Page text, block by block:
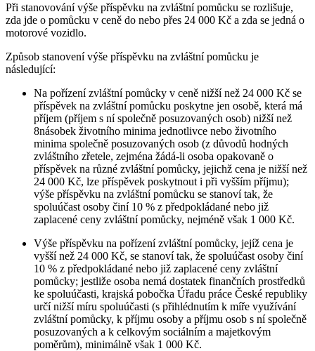
Při stanovování výše příspěvku na zvláštní pomůcku se rozlišuje,
zda jde o pomůcku v ceně do nebo přes 24 000 Kč a zda se jedná o
motorové vozidlo.
Způsob stanovení výše příspěvku na zvláštní pomůcku je
následující:
Na pořízení zvláštní pomůcky v ceně nižší než 24 000 Kč se
příspěvek na zvláštní pomůcku poskytne jen osobě, která má
příjem (příjem s ní společně posuzovaných osob) nižší než
8násobek životního minima jednotlivce nebo životního
minima společně posuzovaných osob (z důvodů hodných
zvláštního zřetele, zejména žádá-li osoba opakovaně o
příspěvek na různé zvláštní pomůcky, jejichž cena je nižší než
24 000 Kč, lze příspěvek poskytnout i při vyšším příjmu);
výše příspěvku na zvláštní pomůcku se stanoví tak, že
spoluúčast osoby činí 10 % z předpokládané nebo již
zaplacené ceny zvláštní pomůcky, nejméně však 1 000 Kč.
Výše příspěvku na pořízení zvláštní pomůcky, jejíž cena je
vyšší než 24 000 Kč, se stanoví tak, že spoluúčast osoby činí
10 % z předpokládané nebo již zaplacené ceny zvláštní
pomůcky; jestliže osoba nemá dostatek finančních prostředků
ke spoluúčasti, krajská pobočka Úřadu práce České republiky
určí nižší míru spoluúčasti (s přihlédnutím k míře využívání
zvláštní pomůcky, k příjmu osoby a příjmu osob s ní společně
posuzovaných a k celkovým sociálním a majetkovým
poměrům), minimálně však 1 000 Kč.